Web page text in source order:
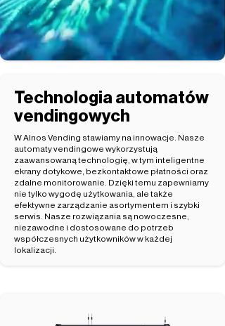
Technologia automatów
vendingowych
W Alnos Vending stawiamy na innowacje. Nasze
automaty vendingowe wykorzystują
zaawansowaną technologię, w tym inteligentne
ekrany dotykowe, bezkontaktowe płatności oraz
zdalne monitorowanie. Dzięki temu zapewniamy
nie tylko wygodę użytkowania, ale także
efektywne zarządzanie asortymentem i szybki
serwis. Nasze rozwiązania są nowoczesne,
niezawodne i dostosowane do potrzeb
współczesnych użytkowników w każdej
lokalizacji.